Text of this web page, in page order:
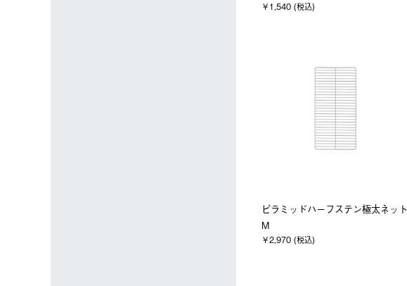
￥1,540 (税込)
ピラミッドハーフステン極太ネット
M
￥2,970 (税込)